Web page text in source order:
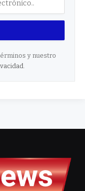
y nuestro
.